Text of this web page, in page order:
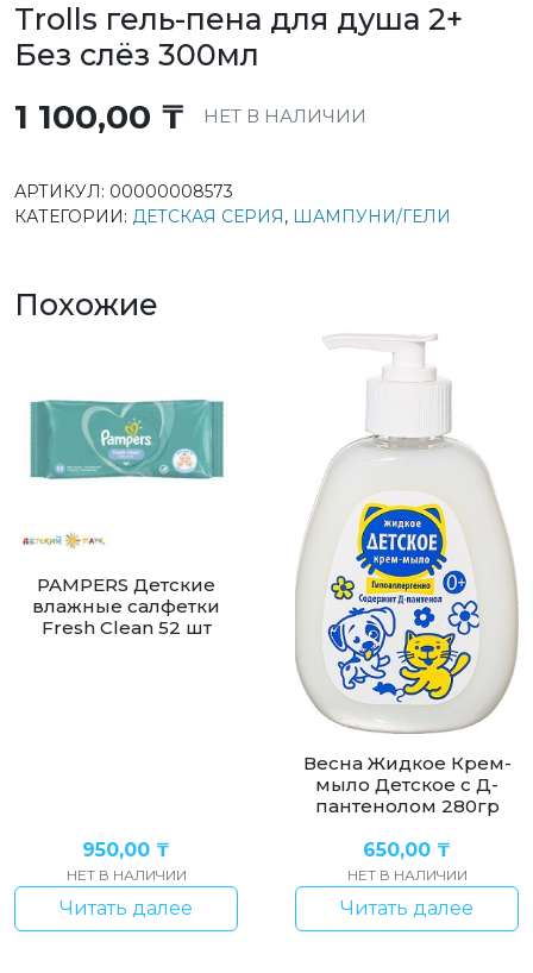
Trolls гель-пена для душа 2+
Без слёз 300мл
1 100,00 ₸ НЕТ В НАЛИЧИИ
АРТИКУЛ: 00000008573
КАТЕГОРИИ: ДЕТСКАЯ СЕРИЯ, ШАМПУНИ/ГЕЛИ
Похожие
PAMPERS Детские
влажные салфетки
Fresh Clean 52 шт
950,00 ₸
НЕТ В НАЛИЧИИ
Читать далее
Весна Жидкое Крем-
мыло Детское с Д-
пантенолом 280гр
650,00 ₸
НЕТ В НАЛИЧИИ
Читать далее